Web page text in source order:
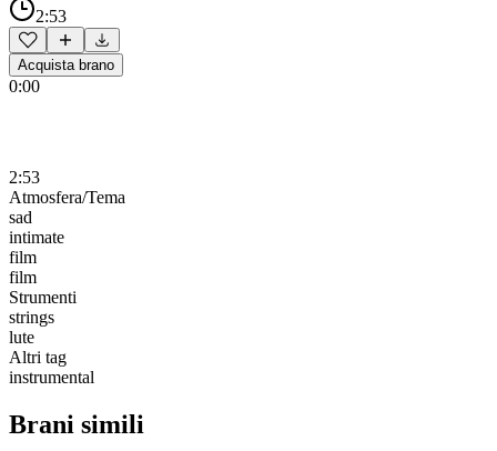
2:53
Acquista brano
0:00
2:53
Atmosfera/Tema
sad
intimate
film
film
Strumenti
strings
lute
Altri tag
instrumental
Brani simili